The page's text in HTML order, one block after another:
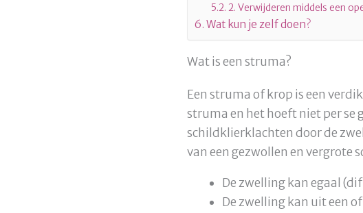
2. Verwijderen middels een
Wat kun je zelf doen?
Wat is een struma?
Een struma of krop is een
struma en het hoeft niet per se
schildklierklachten door de
van een gezwollen en vergrote
De zwelling kan egaal
De zwelling kan uit een